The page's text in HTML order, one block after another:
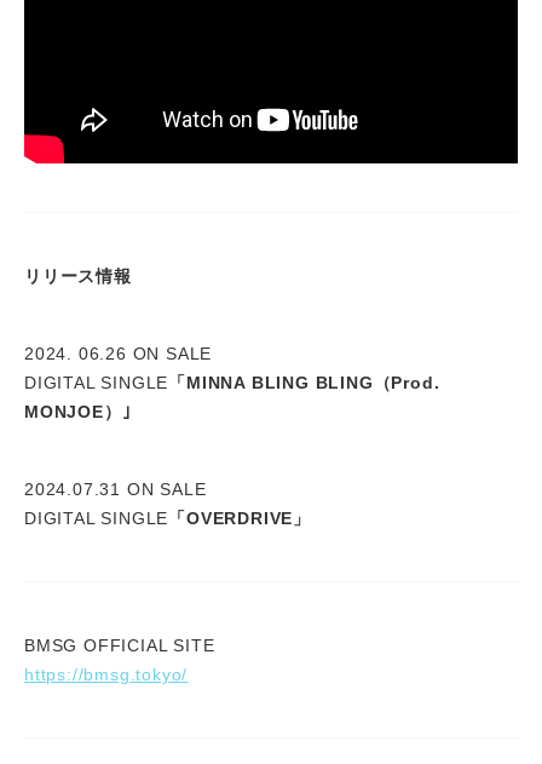
リリース情報
2024. 06.26 ON SALE
DIGITAL SINGLE 「MINNA BLING BLING（Prod.
MONJOE）｣
2024.07.31 ON SALE
DIGITAL SINGLE 「OVERDRIVE」
BMSG OFFICIAL SITE
https://bmsg.tokyo/